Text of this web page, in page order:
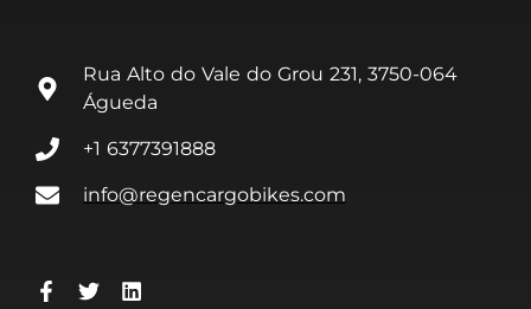
Rua Alto do Vale do Grou 231, 3750-064
Águeda
+1 6377391888
info@regencargobikes.com